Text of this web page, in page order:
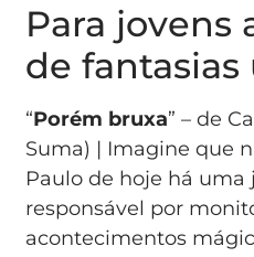
Para jovens
de fantasias
“Porém bruxa” – de
Suma) | Imagine que
Paulo de hoje há uma
responsável por
acontecimentos